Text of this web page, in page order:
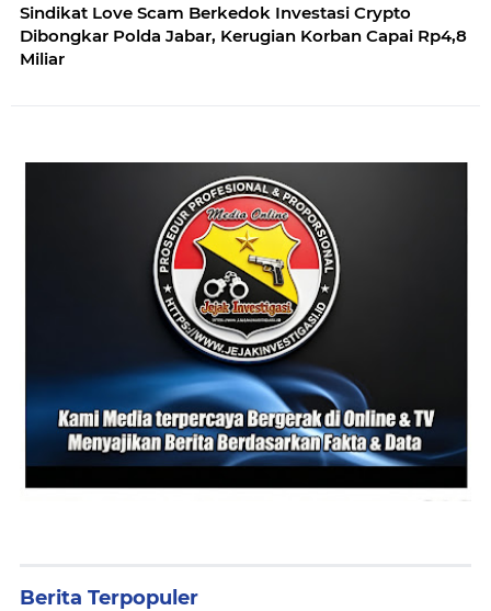
‎Sindikat Love Scam Berkedok Investasi Crypto
Dibongkar Polda Jabar, Kerugian Korban Capai Rp4,8
Miliar
Berita Terpopuler